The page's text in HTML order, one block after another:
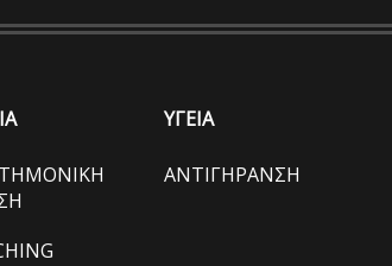
ΥΓΕΙΑ
ΑΝΤΙΓΗΡΑΝΣΗ